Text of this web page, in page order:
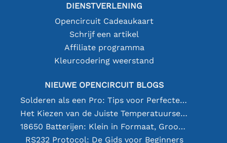
DIENSTVERLENING
Opencircuit Cadeaukaart
Schrijf een artikel
Affiliate programma
Kleurcodering weerstand
NIEUWE OPENCIRCUIT BLOGS
Solderen als een Pro: Tips voor Perfecte Elektronische Verbindingen
Het Kiezen van de Juiste Temperatuursensor [youtube]
18650 Batterijen: Klein in Formaat, Groot in Prestatie
RS232 Protocol: De Gids voor Beginners